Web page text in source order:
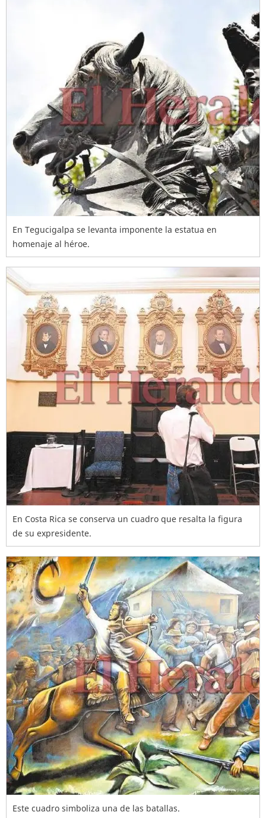
En Tegucigalpa se levanta imponente la estatua en
homenaje al héroe.
En Costa Rica se conserva un cuadro que resalta la figura
de su expresidente.
Este cuadro simboliza una de las batallas.